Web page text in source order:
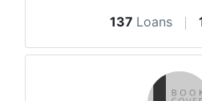
137 Loans